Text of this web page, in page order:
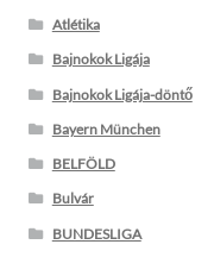
Atlétika
Bajnokok Ligája
Bajnokok Ligája-döntő
Bayern München
BELFÖLD
Bulvár
BUNDESLIGA